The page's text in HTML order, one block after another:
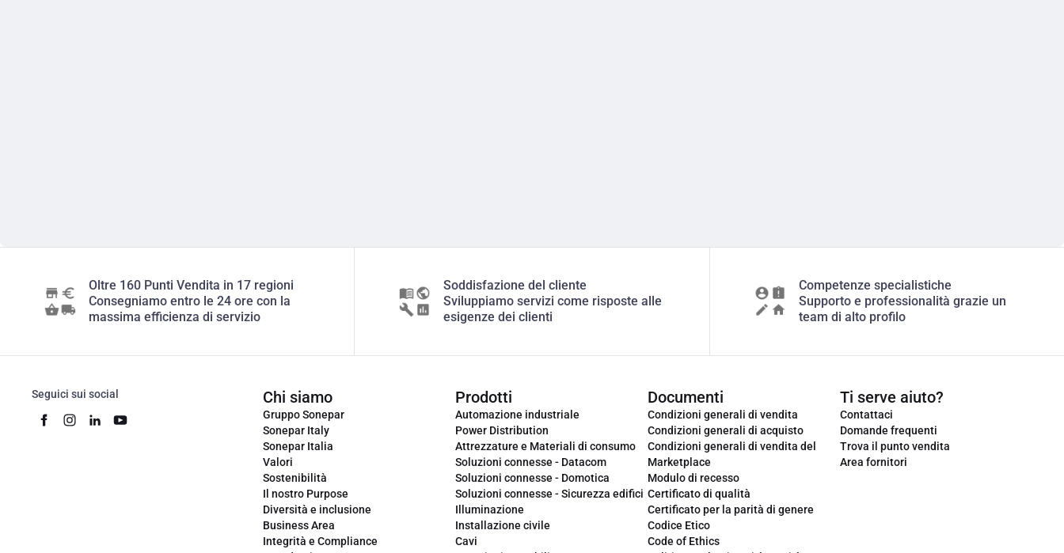
Oltre 160 Punti Vendita in 17 regioni
Consegniamo entro le 24 ore con la
massima efficienza di servizio
Soddisfazione del cliente
Sviluppiamo servizi come risposte alle
esigenze dei clienti
Competenze specialistiche
Supporto e professionalità grazie un
team di alto profilo
Seguici sui social Chi siamo
Gruppo Sonepar
Sonepar Italy
Sonepar Italia
Valori
Sostenibilità
Il nostro Purpose
Diversità e inclusione
Business Area
Integrità e Compliance
Prodotti
Automazione industriale
Power Distribution
Attrezzature e Materiali di consumo
Soluzioni connesse - Datacom
Soluzioni connesse - Domotica
Soluzioni connesse - Sicurezza edifici
Illuminazione
Installazione civile
Cavi
Documenti
Condizioni generali di vendita
Condizioni generali di acquisto
Condizioni generali di vendita del
Marketplace
Modulo di recesso
Certificato di qualità
Certificato per la parità di genere
Codice Etico
Code of Ethics
Ti serve aiuto?
Contattaci
Domande frequenti
Trova il punto vendita
Area fornitori